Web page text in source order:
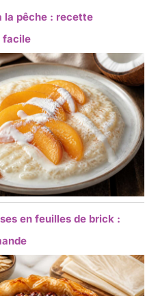
la pêche : recette
facile
en feuilles de brick :